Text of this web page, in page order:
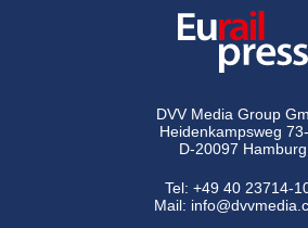
DVV Media Group
Heidenkampsweg
D-20097 Hamburg
Tel:+49 40 23714-
Mail: